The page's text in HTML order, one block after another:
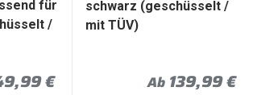
für
/
Preis
€
schwarz (geschüsselt /
mit TÜV)
Normaler
Ab 139,99 €